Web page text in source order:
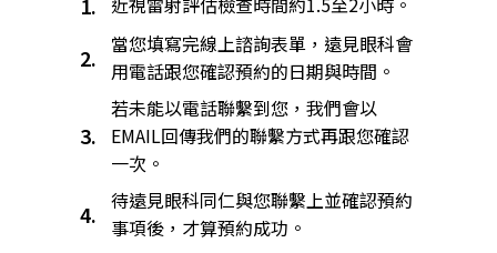
2.
當您填寫完線上諮詢表單，遠見眼科會
用電話跟您確認預約的日期與時間。
3.
若未能以電話聯繫到您，我們會以
EMAIL回傳我們的聯繫方式再跟您確認
一次。
4. 待遠見眼科同仁與您聯繫上並確認預約
事項後，才算預約成功。